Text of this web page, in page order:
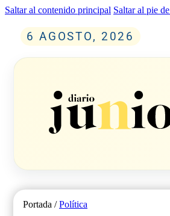
Saltar al contenido principal Saltar al pie
6 AGOSTO, 2026
Portada /Política